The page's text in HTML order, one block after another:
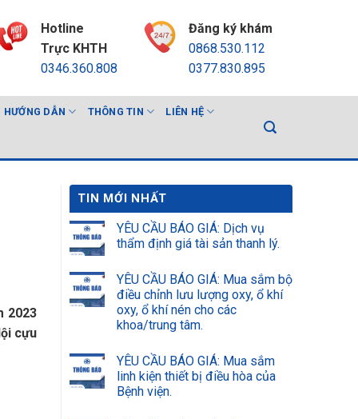
Hotline
Trực KHTH
0346.360.808
Đăng ký khám
0868.530.112
0377.830.895
HƯỚNG DẪN THÔNG TIN LIÊN HỆ
2023
cựu
TIN MỚI NHẤT
YÊU CẦU BÁO GIÁ: Dịch vụ
thẩm định giá tài sản thanh lý.
YÊU CẦU BÁO GIÁ: Mua sắm bộ
điều chỉnh lưu lượng oxy, ổ khí
oxy, ổ khí nén cho các
khoa/trung tâm.
YÊU CẦU BÁO GIÁ: Mua sắm
linh kiện thiết bị điều hòa của
Bệnh viện.